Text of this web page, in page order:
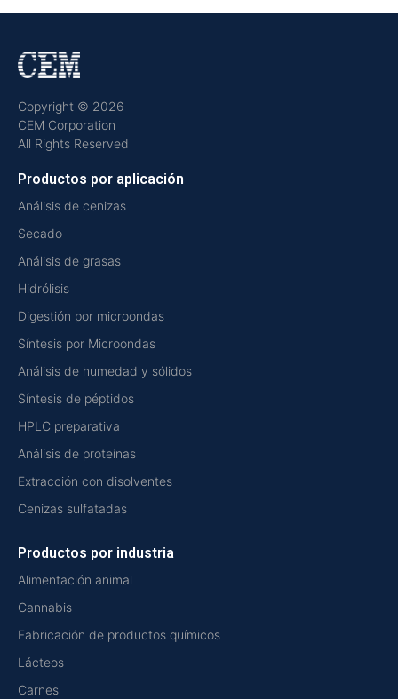
Copyright © 2026
CEM Corporation
All Rights Reserved
Productos por aplicación
Análisis de cenizas
Secado
Análisis de grasas
Hidrólisis
Digestión por microondas
Síntesis por Microondas
Análisis de humedad y sólidos
Síntesis de péptidos
HPLC preparativa
Análisis de proteínas
Extracción con disolventes
Cenizas sulfatadas
Productos por industria
Alimentación animal
Cannabis
Fabricación de productos químicos
Lácteos
Carnes